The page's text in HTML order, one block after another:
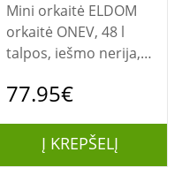
Mini orkaitė ELDOM
orkaitė ONEV, 48 l
talpos, iešmo nerija,
2000 W
77.95€
Į KREPŠELĮ